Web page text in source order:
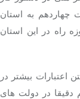
چهاردهم به استان
راه در این استان
اعتبارات بیشتر در
دقیقا در دولت های